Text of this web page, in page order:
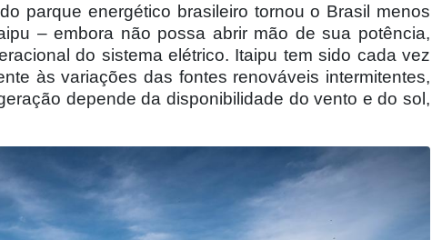
parque energético brasileiro tornou o Brasil menos
– embora não possa abrir mão de sua potência,
do sistema elétrico. Itaipu tem sido cada vez
às variações das fontes renováveis intermitentes,
depende da disponibilidade do vento e do sol,